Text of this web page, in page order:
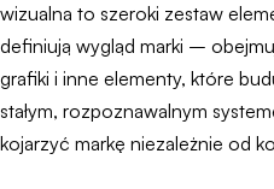
wizualna to szeroki zestaw
definiują wygląd marki –
grafiki i inne elementy, które
stałym, rozpoznawalnym
kojarzyć markę niezależnie od